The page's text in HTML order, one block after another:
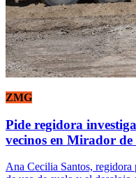
ZMG
Pide regidora
vecinos en Mirador
Ana Cecilia Santos,